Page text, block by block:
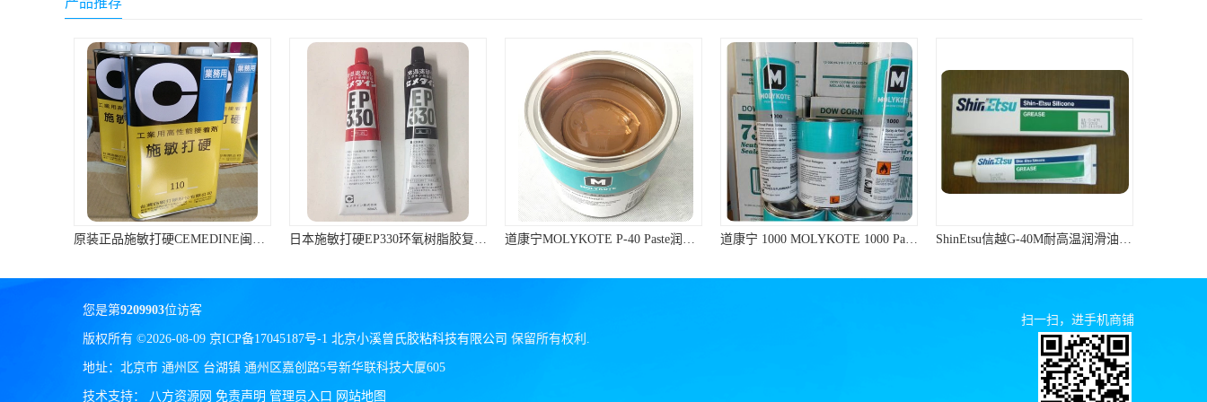
ergo环氧树脂结构胶
德莎tesa
关东化成
Molykote(磨力可)
日本AUTO化工
野川化学
harves哈维斯
3M胶带
美国氰特CTTEC
乐泰 Loctite
原装正品施敏打硬CEMEDINE闽台产110汽车刹车片黄胶/专用胶1KG/罐 日本施敏打硬EP330环氧树脂胶复合材料黏胶玻璃钢粘结320ML/组 道康宁MOLYKOTE P-40 Paste润滑脂棕色不含金属滑动轴承润滑油膏 道康宁 1000 MOLYKOTE 1000 Paste 螺纹防卡剂 道康宁防卡剂 ShinEtsu信越G-40M耐高温润滑油硅脂油脂
您是第9209903位访客
版权所有 ©2026-08-09 京ICP备17045187号-1 北京小溪曾氏胶粘科技有限公司 保留所有权利.
地址：北京市 通州区 台湖镇 通州区嘉创路5号新华联科技大厦605
技术支持： 八方资源网 免责声明 管理员入口 网站地图
扫一扫，进手机商铺